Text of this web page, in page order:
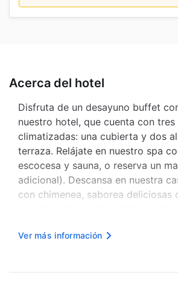
Acerca del hotel
Disfruta de un desayuno buffet
nuestro hotel, que cuenta con tres
climatizadas: una cubierta y dos
terraza. Relájate en nuestro spa
escocesa y sauna, o reserva un
adicional). Descansa en nuestra
con chimenea, saborea deliciosas
que ya no usen pañales). Juega un
Ver más información